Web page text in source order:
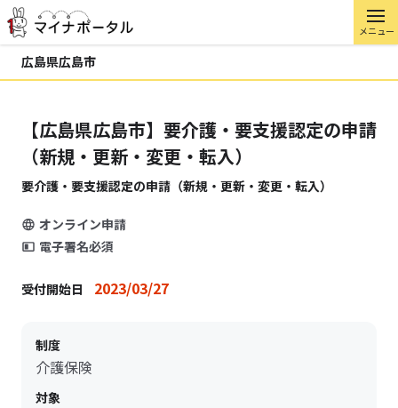
メニュー
広島県広島市
【広島県広島市】要介護・要支援認定の申請
（新規・更新・変更・転入）
要介護・要支援認定の申請（新規・更新・変更・転入）
オンライン申請
電子署名必須
受付開始日 2023/03/27
制度
介護保険
対象